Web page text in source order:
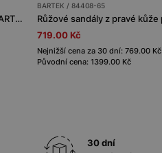
Tmavě modro-hnědé sandály pro chlapce BARTEK 84409-63
BARTEK / 84408-65
719.00 Kč
Nejnižší cena za 30 dní: 769.00 Kč
Původní cena: 1399.00 Kč
30 dní